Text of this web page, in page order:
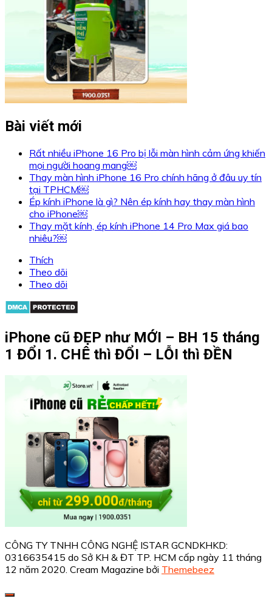
Bài viết mới
Rất nhiều iPhone 16 Pro bị lỗi màn hình cảm ứng khiến
mọi người hoang mang￼
Thay màn hình iPhone 16 Pro chính hãng ở đâu uy tín
tại TPHCM￼
Ép kính iPhone là gì? Nên ép kính hay thay màn hình
cho iPhone￼
Thay mặt kính, ép kính iPhone 14 Pro Max giá bao
nhiêu?￼
Thích
Theo dõi
Theo dõi
iPhone cũ ĐẸP như MỚI – BH 15 tháng
1 ĐỔI 1. CHÊ thì ĐỔI – LỖI thì ĐỀN
CÔNG TY TNHH CÔNG NGHỆ ISTAR GCNDKHKD:
0316635415 do Sở KH & ĐT TP. HCM cấp ngày 11 tháng
12 năm 2020. Cream Magazine bởi Themebeez